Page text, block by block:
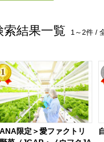
索結果一覧 1～2件 /
限定＞愛ファクトリ